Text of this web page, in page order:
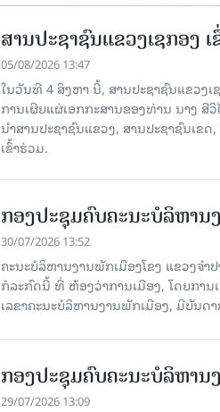
ສານປະຊາຊົນແຂວງເຊກອງ
05/08/2026 13:47
ໃນວັນທີ 4 ສິງຫາ ນີ້, ສານປະຊາຊົນແຂວງ
ການເຜີຍແຜ່ເອກກະສານຂອງທ່ານ ນາງ ສີ
ນໍາສານປະຊາຊົນແຂວງ, ສານປະຊາຊົນເ
ເຂົ້າຮ່ວມ.
ກອງປະຊຸມຄົບຄະນະບໍລິຫານ
30/07/2026 13:52
ຄະນະບໍລິຫານງານພັກເມືອງໂຂງ ແຂວງຈ
ກໍ​ລະ​ກົດ​ນີ້ ທີ່ ຫ້ອງວ່າການເມືອງ, ໂດຍກາ
ເລຂາຄະນະບໍລິຫານງານພັກເມືອງ, ມີບັນດ
ກອງປະຊຸມຄົບຄະນະບໍລິຫານ
29/07/2026 13:09